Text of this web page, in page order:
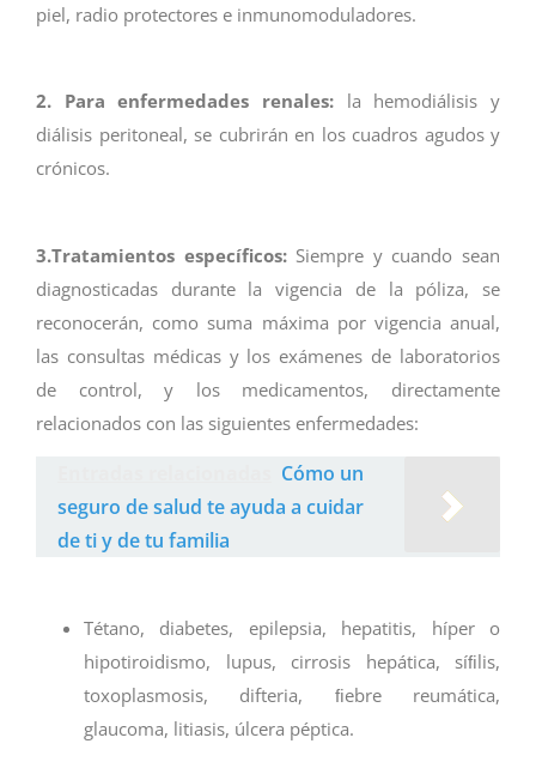
piel, radio protectores e inmunomoduladores.
2. Para enfermedades renales: la hemodiálisis y
diálisis peritoneal, se cubrirán en los cuadros agudos y
crónicos.
3.Tratamientos específicos:Siempre y cuando sean
diagnosticadas durante la vigencia de la póliza, se
reconocerán, como suma máxima por vigencia anual,
las consultas médicas y los exámenes de laboratorios
de control, y los medicamentos, directamente
relacionados con las siguientes enfermedades:
Cómo un
seguro de salud te ayuda a cuidar
de ti y de tu familia
Tétano, diabetes, epilepsia, hepatitis, híper o
hipotiroidismo, lupus, cirrosis hepática, síﬁlis,
toxoplasmosis, difteria, ﬁebre reumática,
glaucoma, litiasis, úlcera péptica.